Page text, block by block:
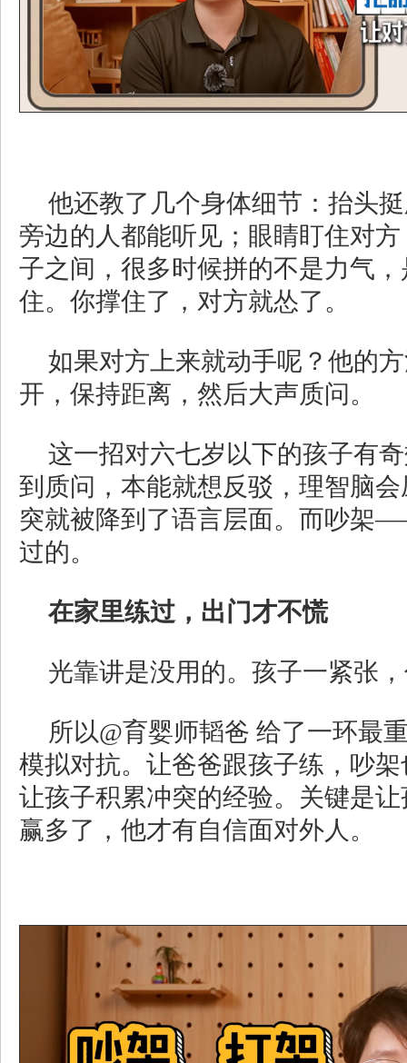
他还教了几个身体细节：抬头
旁边的人都能听见；眼睛盯住对
子之间，很多时候拼的不是力气
住。你撑住了，对方就怂了。
如果对方上来就动手呢？他的
开，保持距离，然后大声质问。
这一招对六七岁以下的孩子有
到质问，本能就想反驳，理智脑
突就被降到了语言层面。而吵架
过的。
在家里练过，出门才不慌
光靠讲是没用的。孩子一紧张
所以@育婴师韬爸 给了一环最
模拟对抗。让爸爸跟孩子练，吵
让孩子积累冲突的经验。关键是
赢多了，他才有自信面对外人。